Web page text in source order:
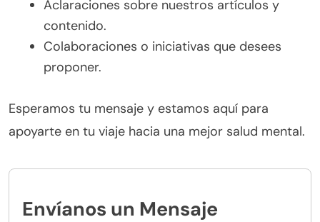
Aclaraciones sobre nuestros artículos y
contenido.
Colaboraciones o iniciativas que desees
proponer.
Esperamos tu mensaje y estamos aquí para
apoyarte en tu viaje hacia una mejor salud mental.
Envíanos un Mensaje